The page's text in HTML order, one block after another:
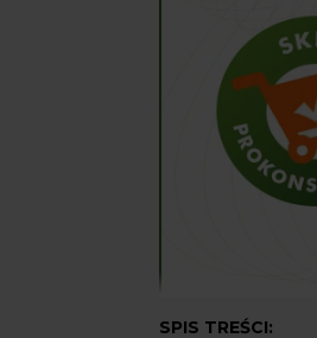
SPIS TREŚCI: